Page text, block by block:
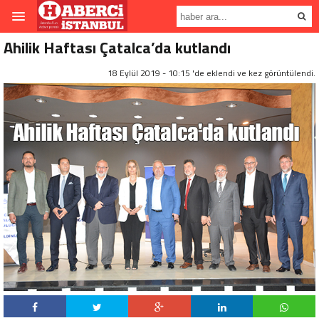
Ahilik Haftası Çatalca’da kutlandı
18 Eylül 2019 - 10:15 'de eklendi ve kez görüntülendi.